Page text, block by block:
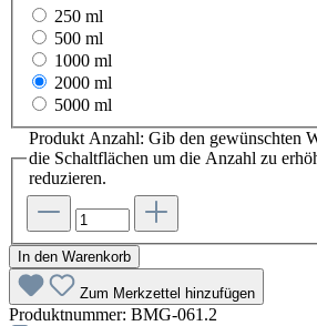
250 ml
500 ml
1000 ml
2000 ml
5000 ml
Produkt Anzahl: Gib den gewünschten
die Schaltflächen um die Anzahl zu
reduzieren.
In den Warenkorb
Zum Merkzettel hinzufügen
Produktnummer: BMG-061.2